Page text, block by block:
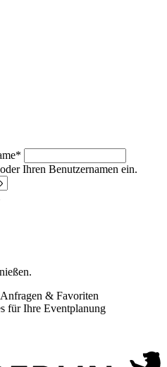
*
Ihren Benutzernamen ein.
& Favoriten
für Ihre Eventplanung